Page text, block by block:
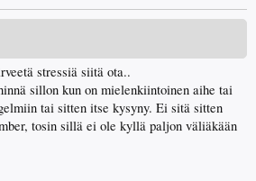
stressiä siitä ota..
sillon kun on mielenkiintoinen aihe tai
tai sitten itse kysyny. Ei sitä sitten
tosin sillä ei ole kyllä paljon väliäkään